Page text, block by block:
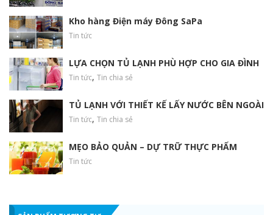
Luồng lạnh 360
Hệ thống luồng lạnh 360 giúp khí lạnh lưu thông đều khắp
tủ, làm lạnh nhanh chóng và hiệu quả hơn
Kho hàng Điện máy Đông SaPa
Tin tức
LỰA CHỌN TỦ LẠNH PHÙ HỢP CHO GIA ĐÌNH
Tin tức, Tin chia sẻ
TỦ LẠNH VỚI THIẾT KẾ LẤY NƯỚC BÊN NGOÀI
Tin tức, Tin chia sẻ
MẸO BẢO QUẢN – DỰ TRỮ THỰC PHẨM
Tin tức